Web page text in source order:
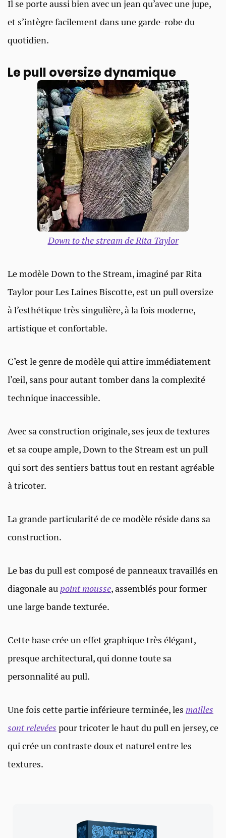
Il se porte aussi bien avec un jean qu’avec une jupe,
et s’intègre facilement dans une garde-robe du
quotidien.
Le pull oversize dynamique
Down to the stream de Rita Taylor
Le modèle Down to the Stream, imaginé par Rita
Taylor pour Les Laines Biscotte, est un pull oversize
à l’esthétique très singulière, à la fois moderne,
artistique et confortable.
C’est le genre de modèle qui attire immédiatement
l’œil, sans pour autant tomber dans la complexité
technique inaccessible.
Avec sa construction originale, ses jeux de textures
et sa coupe ample, Down to the Stream est un pull
qui sort des sentiers battus tout en restant agréable
à tricoter.
La grande particularité de ce modèle réside dans sa
construction.
Le bas du pull est composé de panneaux travaillés en
diagonale au point mousse, assemblés pour former
une large bande texturée.
Cette base crée un effet graphique très élégant,
presque architectural, qui donne toute sa
personnalité au pull.
Une fois cette partie inférieure terminée, les mailles
sont relevées pour tricoter le haut du pull en jersey, ce
qui crée un contraste doux et naturel entre les
textures.